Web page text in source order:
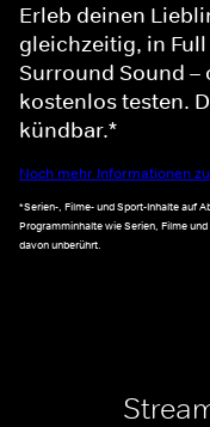
Erleb deinen
gleichzeitig, in Full
Surround Sound –
kostenlos testen.
kündbar.*
Noch mehr Informationen
*Serien-, Filme- und Sport-Inhalte auf
Programminhalte wie Serien, Filme
davon unberührt.